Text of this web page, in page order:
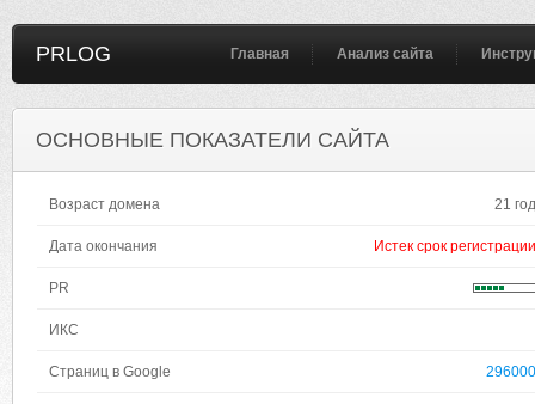
PRLOG Главная Анализ сайта
ОСНОВНЫЕ ПОКАЗАТЕЛИ САЙТА
Возраст домена 21 год
Дата окончания Истек срок регистрации
PR
ИКС
Страниц в Google 296000